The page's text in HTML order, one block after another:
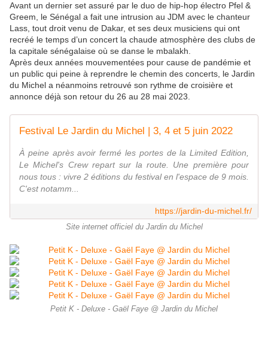
Avant un dernier set assuré par le duo de hip-hop électro Pfel &
Greem, le Sénégal a fait une intrusion au JDM avec le chanteur
Lass, tout droit venu de Dakar, et ses deux musiciens qui ont
recréé le temps d’un concert la chaude atmosphère des clubs de
la capitale sénégalaise où se danse le mbalakh.
Après deux années mouvementées pour cause de pandémie et
un public qui peine à reprendre le chemin des concerts, le Jardin
du Michel a néanmoins retrouvé son rythme de croisière et
annonce déjà son retour du 26 au 28 mai 2023.
Festival Le Jardin du Michel | 3, 4 et 5 juin 2022
À peine après avoir fermé les portes de la Limited Edition,
Le Michel's Crew repart sur la route. Une première pour
nous tous : vivre 2 éditions du festival en l'espace de 9 mois.
C'est notamm...
https://jardin-du-michel.fr/
Site internet officiel du Jardin du Michel
Petit K - Deluxe - Gaël Faye @ Jardin du Michel